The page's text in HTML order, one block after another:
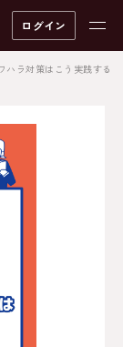
ログイン
ラ対策はこう実践する